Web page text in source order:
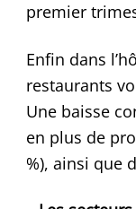
premier
Enfin dans
restaurants
Une baisse
en plus de
%), ainsi que